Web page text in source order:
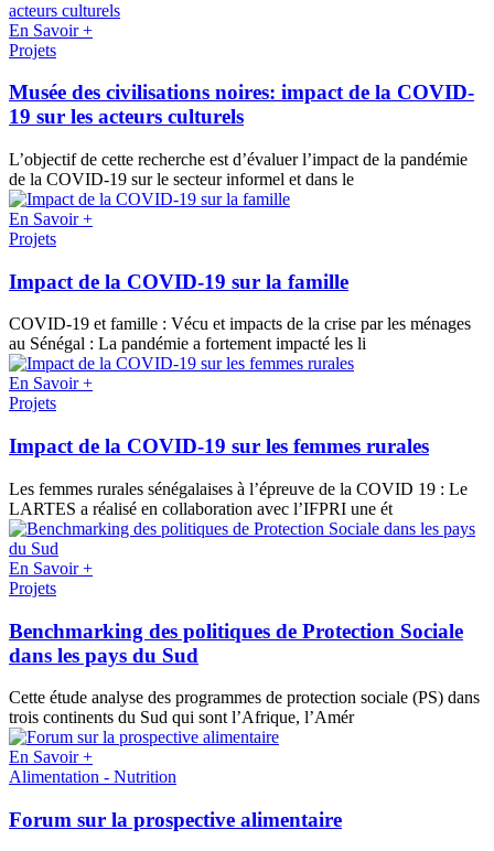
En Savoir +
Projets
Musée des civilisations noires: impact de la COVID-
19 sur les acteurs culturels
L’objectif de cette recherche est d’évaluer l’impact de la pandémie
de la COVID-19 sur le secteur informel et dans le
En Savoir +
Projets
Impact de la COVID-19 sur la famille
COVID-19 et famille : Vécu et impacts de la crise par les ménages
au Sénégal : La pandémie a fortement impacté les li
En Savoir +
Projets
Impact de la COVID-19 sur les femmes rurales
Les femmes rurales sénégalaises à l’épreuve de la COVID 19 : Le
LARTES a réalisé en collaboration avec l’IFPRI une ét
En Savoir +
Projets
Benchmarking des politiques de Protection Sociale
dans les pays du Sud
Cette étude analyse des programmes de protection sociale (PS) dans
trois continents du Sud qui sont l’Afrique, l’Amér
En Savoir +
Alimentation - Nutrition
Forum sur la prospective alimentaire